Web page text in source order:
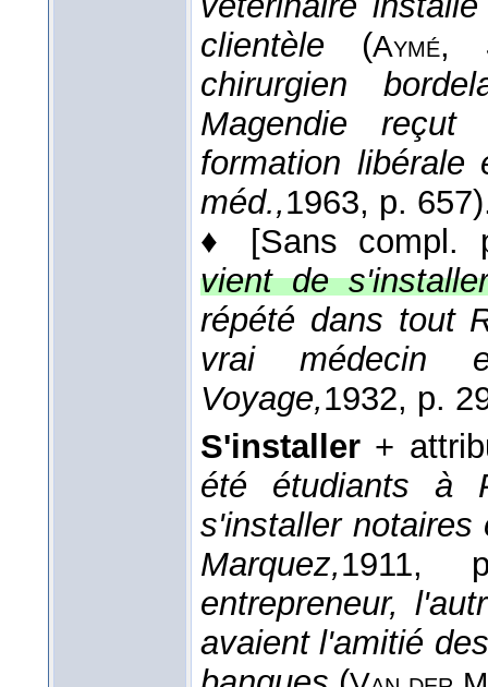
clientèle (Aymé,
chirurgien
Magendie
formation
méd.,1963, p.
♦
[Sans compl.
vient de
répété dans tout
vrai
Voyage,1932, p.
S'installer +
été étudiants à
s'installer
Marquez,1911,
entrepreneur,
avaient l'amitié